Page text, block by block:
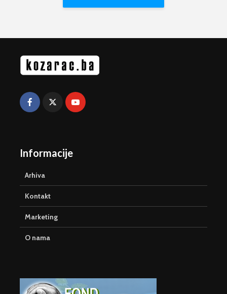
Informacije
Arhiva
Kontakt
Marketing
O nama